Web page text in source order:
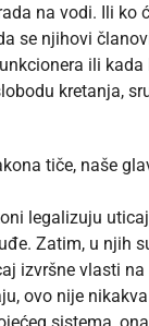
na vodi. Ili ko
se njihovi
ili
kretanja,
tiče, naše
legalizuju
Zatim, u njih
izvršne vlasti
ovo nije